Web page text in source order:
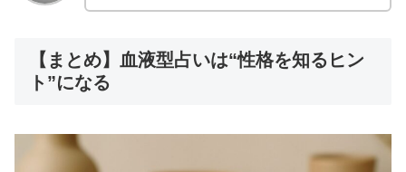
【まとめ】血液型占いは“性格を知るヒン
ト”になる